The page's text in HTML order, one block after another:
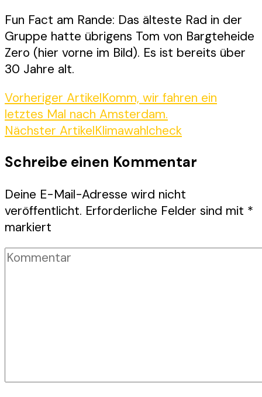
Fun Fact am Rande: Das älteste Rad in der
Gruppe hatte übrigens Tom von Bargteheide
Zero (hier vorne im Bild). Es ist bereits über
30 Jahre alt.
Beitragsnavigation
Vorheriger ArtikelKomm, wir fahren ein
letztes Mal nach Amsterdam.
Nächster ArtikelKlimawahlcheck
Schreibe einen Kommentar
Deine E-Mail-Adresse wird nicht
veröffentlicht. Erforderliche Felder sind mit *
markiert
Kommentar